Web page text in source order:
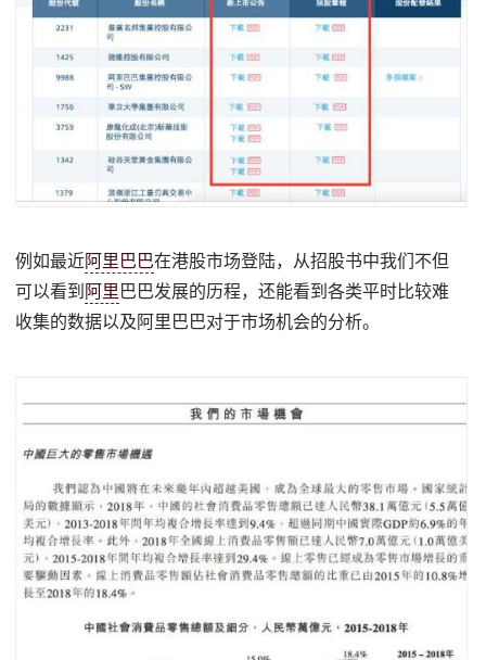
例如最近阿里巴巴在港股市场登陆，从招股书中我们不但
可以看到 阿里 巴巴发展的历程，还能看到各类平时比较难
收集的数据以及阿里巴巴对于市场机会的分析。